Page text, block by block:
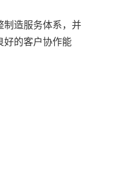
制造服务体系，并
好的客户协作能